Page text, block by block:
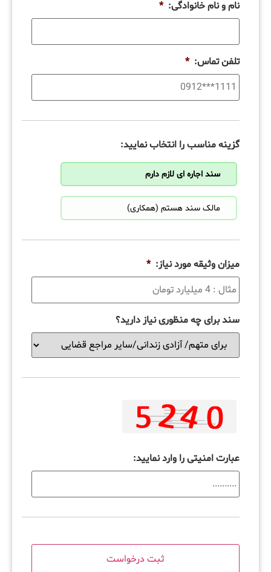
نام و نام خانوادگی: *
تلفن تماس: *
گزینه مناسب را انتخاب نمایید:
سند اجاره ای لازم دارم
مالک سند هستم (همکاری)
میزان وثیقه مورد نیاز: *
سند برای چه منظوری نیاز دارید؟
عبارت امنیتی را وارد نمایید: